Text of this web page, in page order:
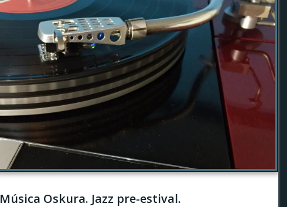
Música Oskura. Jazz pre-estival.